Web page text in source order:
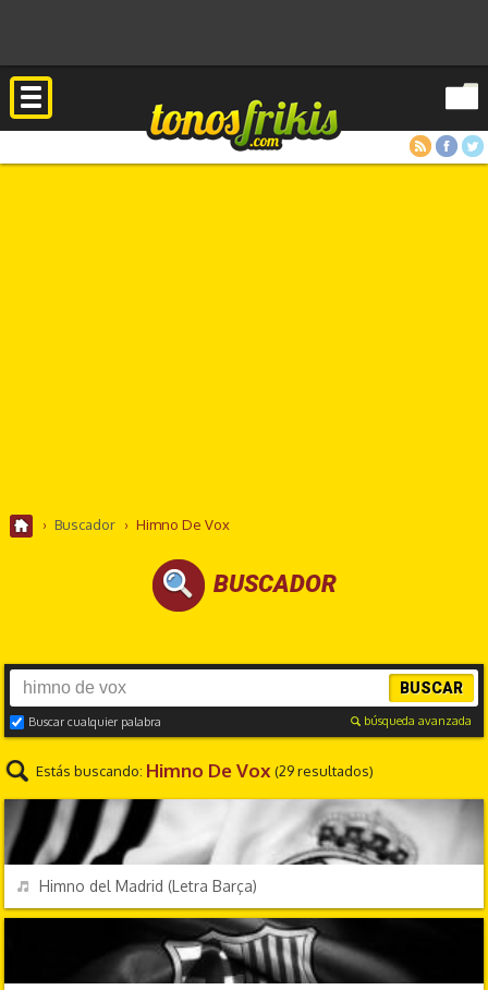
RSS FacebookTwitter
› Buscador › Himno De Vox
BUSCADOR
BUSCAR
Buscar cualquier palabra búsqueda avanzada
Estás buscando: Himno De Vox (29 resultados)
REPRODUCIR
Himno del Madrid (Letra Barça)